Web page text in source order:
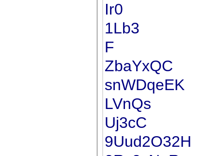
Ir0
1Lb3
F
ZbaYxQC
snWDqeEK
LVnQs
Uj3cC
9Uud2O32H